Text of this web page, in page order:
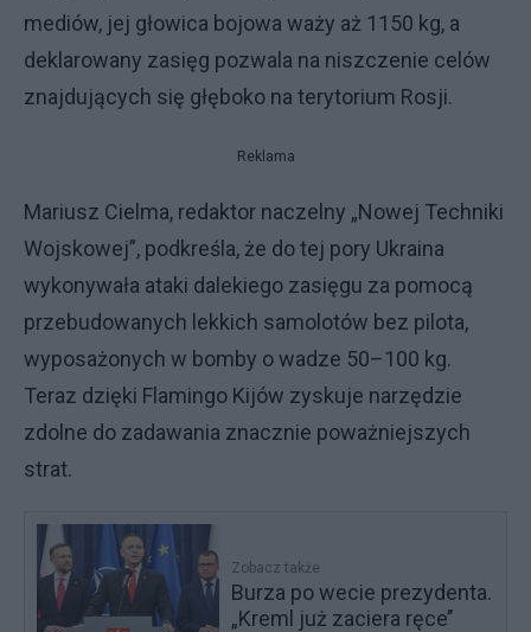
mediów, jej głowica bojowa waży aż 1150 kg, a
deklarowany zasięg pozwala na niszczenie celów
znajdujących się głęboko na terytorium Rosji.
Reklama
Mariusz Cielma, redaktor naczelny „Nowej Techniki
Wojskowej”, podkreśla, że do tej pory Ukraina
wykonywała ataki dalekiego zasięgu za pomocą
przebudowanych lekkich samolotów bez pilota,
wyposażonych w bomby o wadze 50–100 kg.
Teraz dzięki Flamingo Kijów zyskuje narzędzie
zdolne do zadawania znacznie poważniejszych
strat.
Zobacz także
Burza po wecie prezydenta.
„Kreml już zaciera ręce’’